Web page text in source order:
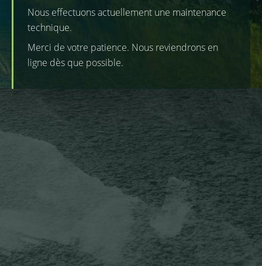
Nous effectuons actuellement une maintenance
technique.
Merci de votre patience. Nous reviendrons en
ligne dès que possible.